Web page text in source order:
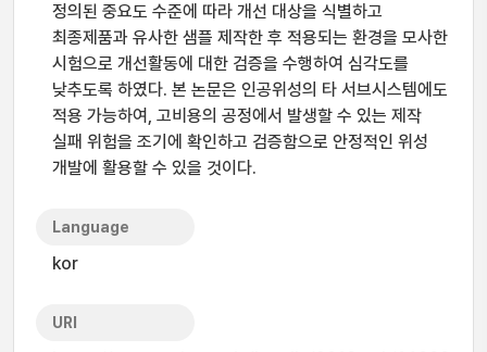
정의된 중요도 수준에 따라 개선 대상을 식별하고
최종제품과 유사한 샘플 제작한 후 적용되는 환경을 모사한
시험으로 개선활동에 대한 검증을 수행하여 심각도를
낮추도록 하였다. 본 논문은 인공위성의 타 서브시스템에도
적용 가능하여, 고비용의 공정에서 발생할 수 있는 제작
실패 위험을 조기에 확인하고 검증함으로 안정적인 위성
개발에 활용할 수 있을 것이다.
Language
kor
URI